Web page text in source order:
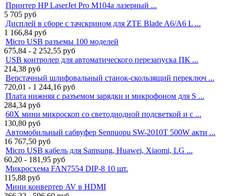
Принтер HP LaserJet Pro M104a лазерный ...
5 705 руб
Дисплей в сборе с тачскрином для ZTE Blade A6/A6 L ...
1 166,84 руб
Micro USB разъемы 100 моделей
675,84 - 2 252,55 руб
USB контролер для автоматического перезапуска ПК ...
214,38 руб
Верстачный шлифовальный станок-cкользящий переключ ...
720,01 - 1 244,16 руб
Плата нижняя с разъемом зарядки и микрофоном для S ...
284,34 руб
60X мини микроскоп со светодиодной подсветкой и с ...
130,80 руб
Автомобильный сабвуфер Sennuopu SW-2010T 500W акти ...
16 767,50 руб
Micro USB кабель для Samsung, Huawei, Xiaomi, LG ...
60,20 - 181,95 руб
Микросхема FAN7554 DIP-8 10 шт.
115,88 руб
Мини конвертер AV в HDMI